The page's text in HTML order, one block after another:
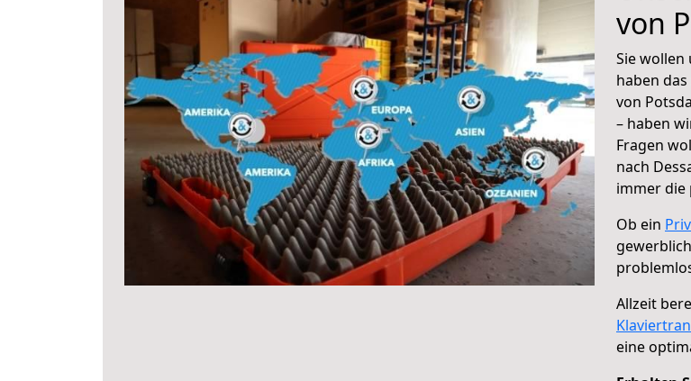
von
Sie wollen
haben das
von
– haben
Fragen
nach
immer die
Ob ein
Allzeit
eine